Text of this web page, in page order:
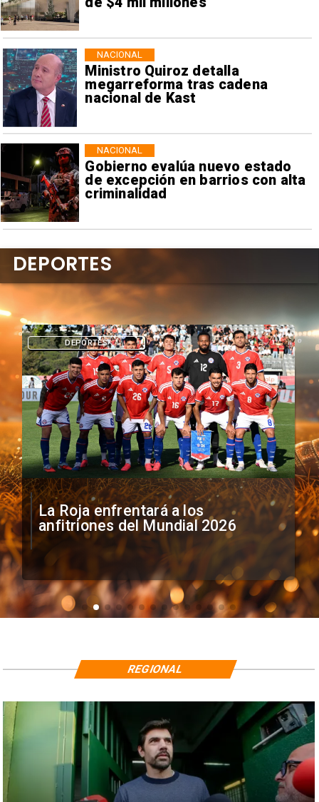
Ministro Quiroz detalla
megarreforma tras cadena
nacional de Kast
NACIONAL
Gobierno evalúa nuevo estado
de excepción en barrios con alta
criminalidad
NACIONAL
La Roja enfrentará a los
anfitriones del Mundial 2026
DEPORTES
DEPORTES
REGIONAL